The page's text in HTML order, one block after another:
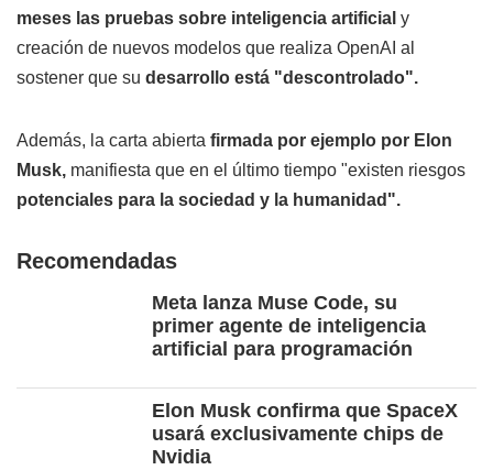
meses las pruebas sobre inteligencia artificial y
creación de nuevos modelos que realiza OpenAI al
sostener que su desarrollo está "descontrolado".
Además, la carta abierta firmada por ejemplo por Elon
Musk, manifiesta que en el último tiempo "existen riesgos
potenciales para la sociedad y la humanidad".
Recomendadas
Meta lanza Muse Code, su
primer agente de inteligencia
artificial para programación
Elon Musk confirma que SpaceX
usará exclusivamente chips de
Nvidia